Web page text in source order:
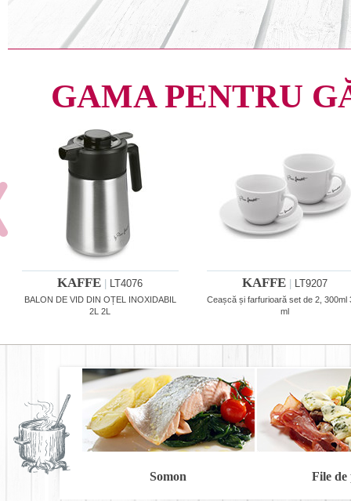
GAMA PENTRU
KAFFE LT4076
BALON DE VID DIN OȚEL INOXIDABIL
2L 2L
KAFFE LT9207
Ceașcă și farfurioară set de 2, 300ml
ml
Somon File de